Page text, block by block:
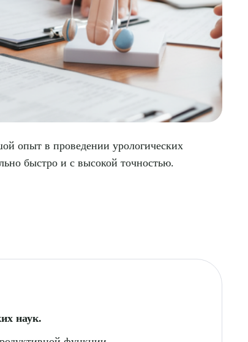
опыт в проведении урологических
быстро и с высокой точностью.
наук.